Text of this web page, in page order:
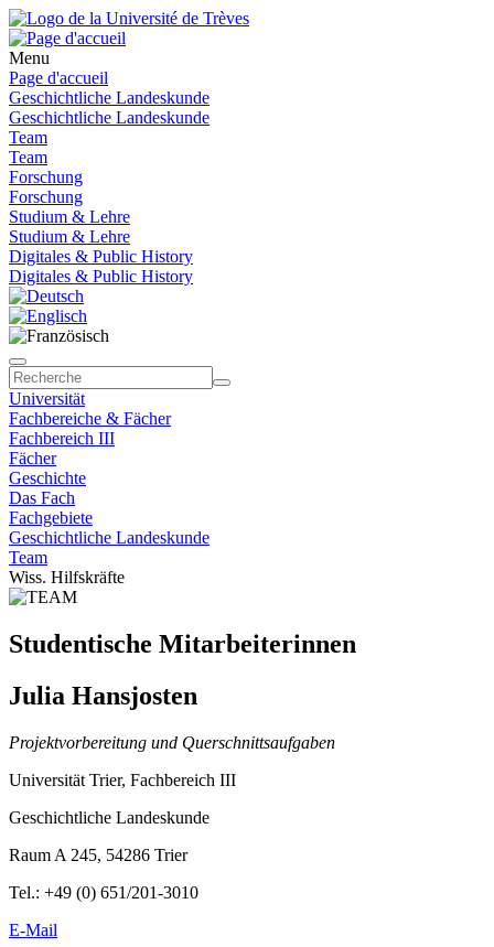
Menu
Page d'accueil
Geschichtliche Landeskunde
Geschichtliche Landeskunde
Team
Team
Forschung
Forschung
Studium & Lehre
Studium & Lehre
Digitales & Public History
Digitales & Public History
Universität
Fachbereiche & Fächer
Fachbereich III
Fächer
Geschichte
Das Fach
Fachgebiete
Geschichtliche Landeskunde
Team
Wiss. Hilfskräfte
Studentische Mitarbeiterinnen
Julia Hansjosten
Projektvorbereitung und Querschnittsaufgaben
Universität Trier, Fachbereich III
Geschichtliche Landeskunde
Raum A 245, 54286 Trier
Tel.: +49 (0) 651/201-3010
E-Mail